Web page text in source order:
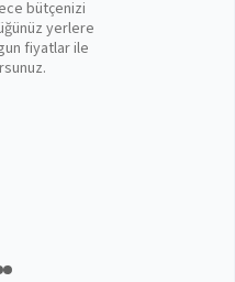
bütçenizi
yerlere
fiyatlar ile